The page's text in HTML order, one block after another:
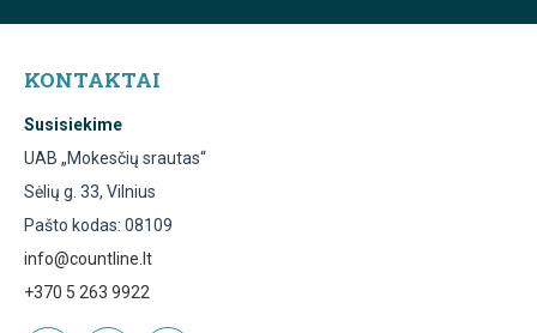
KONTAKTAI
Susisiekime
UAB „Mokesčių srautas“
Sėlių g. 33, Vilnius
Pašto kodas: 08109
info@countline.lt
+370 5 263 9922